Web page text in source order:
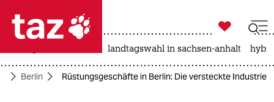
 taz zahl ich
taz zahl ich

taz zahl ich
landtagswahl in sachsen-anhalt
Berlin Rüstungsgeschäfte in Berlin: Die versteckte Industrie